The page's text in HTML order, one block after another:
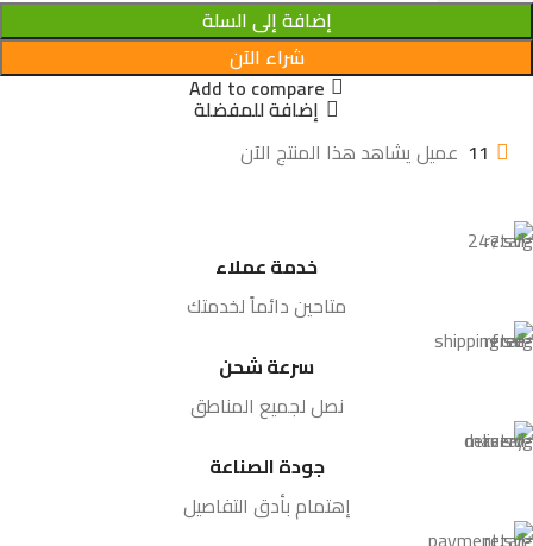
إضافة إلى السلة
شراء الآن
Add to compare
إضافة للمفضلة
11 عميل يشاهد هذا المنتج الآن
خدمة عملاء
متاحين دائماً لخدمتك
سرعة شحن
نصل لجميع المناطق
جودة الصناعة
إهتمام بأدق التفاصيل